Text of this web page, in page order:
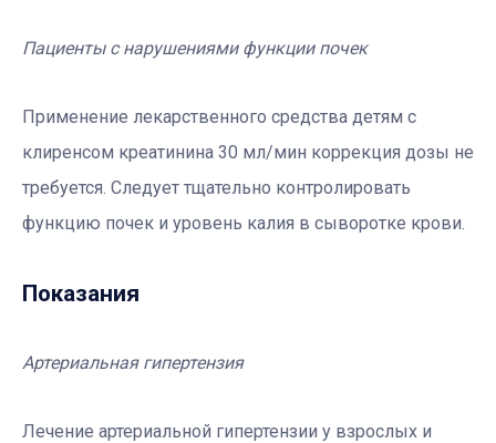
Пациенты с нарушениями функции почек
Применение лекарственного средства детям с
клиренсом креатинина 30 мл/мин коррекция дозы не
требуется. Следует тщательно контролировать
функцию почек и уровень калия в сыворотке крови.
Показания
Артериальная гипертензия
Лечение артериальной гипертензии у взрослых и